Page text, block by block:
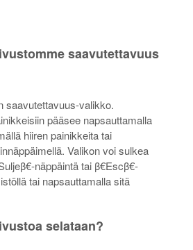
saavutettavuus
saavutettavuus-valikko.
pääsee napsauttamalla
hiiren painikkeita tai
Valikon voi sulkea
näppäintä tai β€Escβ€-
tai napsauttamalla sitä
selataan?